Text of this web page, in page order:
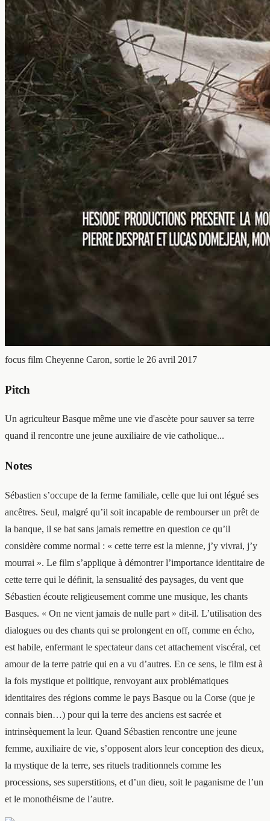
focus film Cheyenne Caron, sortie le 26 avril 2017
Pitch
Un agriculteur Basque même une vie d'ascète pour sauver sa terre
quand il rencontre une jeune auxiliaire de vie catholique...
Notes
Sébastien s’occupe de la ferme familiale, celle que lui ont légué ses
ancêtres. Seul, malgré qu’il soit incapable de rembourser un prêt de
la banque, il se bat sans jamais remettre en question ce qu’il
considère comme normal : « cette terre est la mienne, j’y vivrai, j’y
mourrai ». Le film s’applique à démontrer l’importance identitaire de
cette terre qui le définit, la sensualité des paysages, du vent que
Sébastien écoute religieusement comme une musique, les chants
Basques. « On ne vient jamais de nulle part » dit-il. L’utilisation des
dialogues ou des chants qui se prolongent en off, comme en écho,
est habile, enfermant le spectateur dans cet attachement viscéral, cet
amour de la terre patrie qui en a vu d’autres. En ce sens, le film est à
la fois mystique et politique, renvoyant aux problématiques
identitaires des régions comme le pays Basque ou la Corse (que je
connais bien…) pour qui la terre des anciens est sacrée et
intrinsèquement la leur. Quand Sébastien rencontre une jeune
femme, auxiliaire de vie, s’opposent alors leur conception des dieux,
la mystique de la terre, ses rituels traditionnels comme les
processions, ses superstitions, et d’un dieu, soit le paganisme de l’un
et le monothéisme de l’autre.